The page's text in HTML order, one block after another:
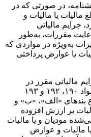
در صورتی که در
مالیات یا مالیات و
جرایم مالیاتی
مقررات، به‌طور
به‌ویژه در مواردی که
یا عوارض پرداختی
مالیاتی مقرر در
قوانین مربوطه، از جمله جرایم موضوع مواد ۱۹۰، ۱۹۲ و ۱۹۳
بند‌های «الف»، «ب» و
ماده ۳۷ قانون مالیات بر ارزش افزوده
قطعی‌شده مودیان و یا مالیات
مالیات و عوارض